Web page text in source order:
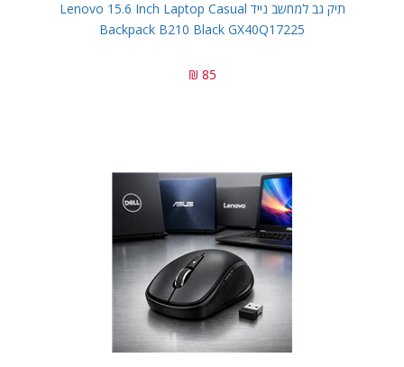
תיק גב למחשב נייד Lenovo 15.6 Inch Laptop Casual
Backpack B210 Black GX40Q17225
85 ₪